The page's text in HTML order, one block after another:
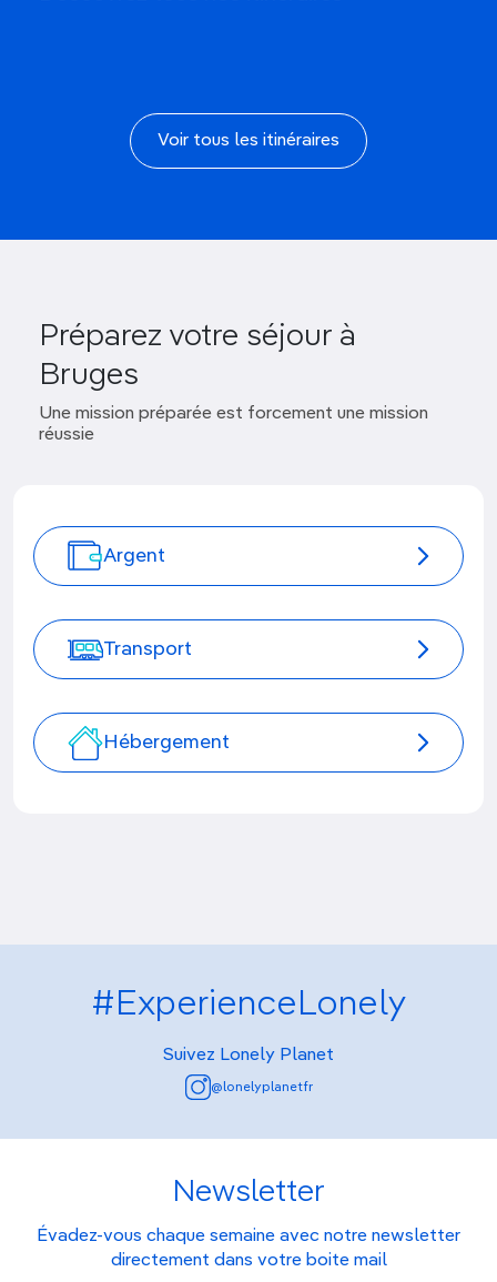
Voir tous les itinéraires
Préparez votre séjour à
Bruges
Une mission préparée est forcement une mission
réussie
Argent
Transport
Hébergement
#ExperienceLonely
Suivez Lonely Planet
@lonelyplanetfr
Newsletter
Évadez-vous chaque semaine avec notre newsletter
directement dans votre boite mail